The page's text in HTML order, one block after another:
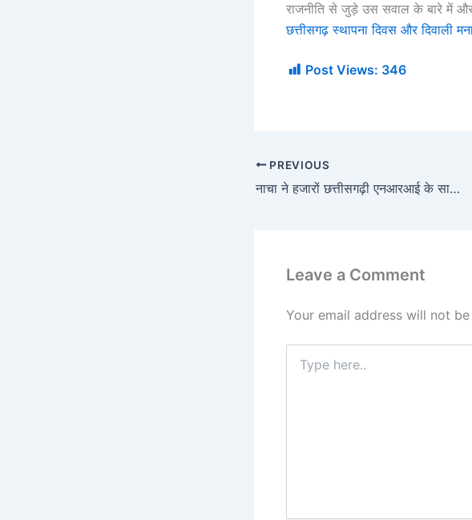
राजनीति से जुड़े उस सवाल के बारे में
छत्तीसगढ़ स्थापना दिवस और दिवाली
Post Views: 346
PREVIOUS
नाचा ने हजारों छत्तीसगढ़ी एनआरआई के साथ विश्व स्तर पर छत्तीसगढ़ स्थापना दिवस और दिवाली मनाई
Leave a Comment
Your email address will not
here..